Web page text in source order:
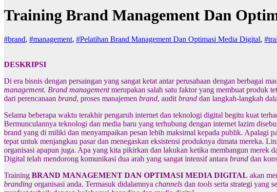
Training Brand Management Dan
#brand, #management, #Pelatihan Brand Management Dan Optimasi Media Digital,
DESKRIPSI
Di era bisnis dengan persaingan yang sangat ketat antar perusahaan dengan berbagai
management. Brand managementmerupakan salah satu faktor yang membuat produk
dari perencanaan brand, proses manajemen brand, audit brand dan langkah-langkah
Selama beberapa waktu terakhir pengaruh internet dan teknologi digital begitu kuat
Bermunculannya teknologi dan media baru yang terhubung dengan internet lazim
brand yang di miliki dan menyampaikan pesan lebih maksimal kepada publik. Apalagi
tepat untuk menjangkau pasar dan menegaskan eksistensi produknya dimata mereka.
organisasi apapun juga. Apa yang kita pikirkan dan lakukan ketika membangun merek
Digital telah mendorong komunikasi dua arah yang sangat intensif antara brand dan
Training BRAND MANAGEMENT DAN OPTIMASI MEDIA DIGITAL akan
branding organisasi anda. Termasuk didalamnya channels dan tools serta strategi yang